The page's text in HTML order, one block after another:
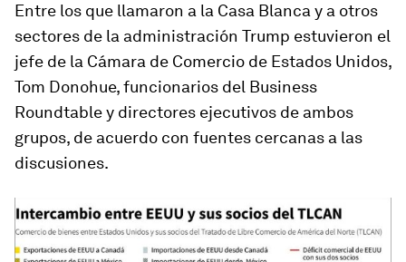
Entre los que llamaron a la Casa Blanca y a otros
sectores de la administración Trump estuvieron el
jefe de la Cámara de Comercio de Estados Unidos,
Tom Donohue, funcionarios del Business
Roundtable y directores ejecutivos de ambos
grupos, de acuerdo con fuentes cercanas a las
discusiones.